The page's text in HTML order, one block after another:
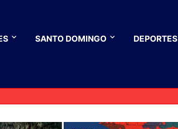
SANTO DOMINGO DEPORTES